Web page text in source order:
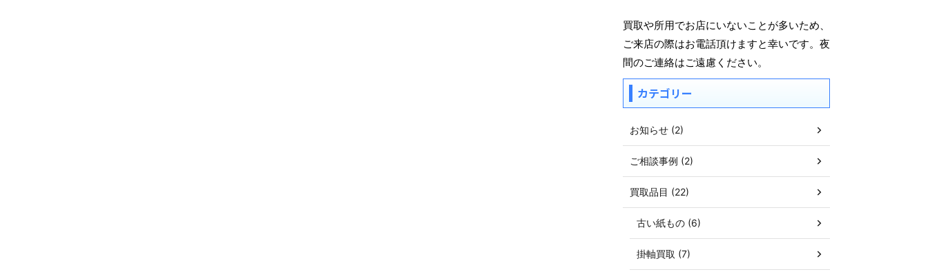
買取や所用でお店にいないことが多いため、
ご来店の際はお電話頂けますと幸いです。夜
間のご連絡はご遠慮ください。
カテゴリー
お知らせ (2)
ご相談事例 (2)
買取品目 (22)
古い紙もの (6)
掛軸買取 (7)